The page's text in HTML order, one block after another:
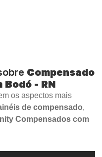
Compensado
Bodó - RN
os aspectos mais
de compensado,
Compensados com